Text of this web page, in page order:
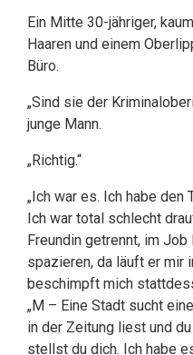
Ein Mitte 30-jähriger,
Haaren und einem
Büro.
„Sind sie der
junge Mann.
„Richtig.“
„Ich war es. Ich habe den
Ich war total schlecht
Freundin getrennt, im
spazieren, da läuft er mir
beschimpft mich
„M – Eine Stadt sucht
in der Zeitung liest und
stellst du dich. Ich habe